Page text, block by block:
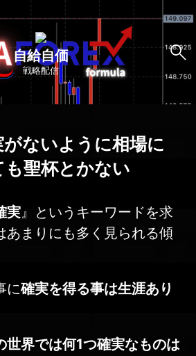
自給自価
戦略配信
がないように相場に
も聖杯とかない
実』というキーワードを求
あまりにも多く見られる傾
に確実を得る事は生涯あり
世界では何1つ確実なものは